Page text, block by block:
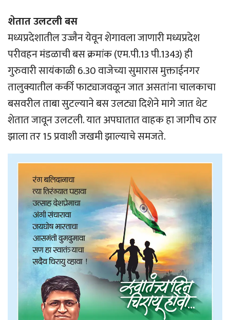
शेतात उलटली बस
मध्यप्रदेशातील उज्जैन येवून शेगावला जाणारी मध्यप्रदेश
परीवहन मंडळाची बस क्रमांक (एम.पी.13 पी.1343) ही
गुरुवारी सायंकाळी 6.30 वाजेच्या सुमारास मुक्ताईनगर
तालुक्यातील कर्की फाट्याजवळून जात असतांना चालकाचा
बसवरील ताबा सुटल्याने बस उलट्या दिशेने मागे जात थेट
शेतात जावून उलटली. यात अपघातात वाहक हा जागीच ठार
झाला तर 15 प्रवाशी जखमी झाल्याचे समजते.